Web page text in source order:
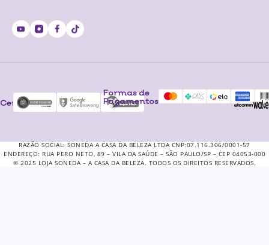
Certificados
Formas de
Pagamentos
RAZÃO SOCIAL: SONEDA A CASA DA BELEZA LTDA CNP:07.116.306/0001-57
ENDEREÇO: RUA PERO NETO, 89 – VILA DA SAÚDE – SÃO PAULO/SP – CEP 04053-000
© 2025 LOJA SONEDA – A CASA DA BELEZA. TODOS OS DIREITOS RESERVADOS.